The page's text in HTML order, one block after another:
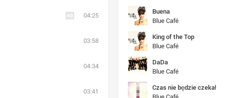
04:25
03:58
04:34
03:41
Buena
Blue Café
King of the Top
Blue Café
DaDa
Blue Café
Czas nie będzie czekał